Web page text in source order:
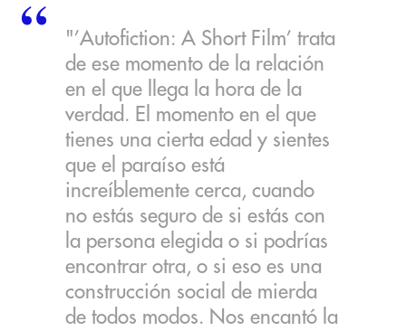
"’Autofiction: A Short Film’ trata
de ese momento de la relación
en el que llega la hora de la
verdad. El momento en el que
tienes una cierta edad y sientes
que el paraíso está
increíblemente cerca, cuando
no estás seguro de si estás con
la persona elegida o si podrías
encontrar otra, o si eso es una
construcción social de mierda
de todos modos. Nos encantó la